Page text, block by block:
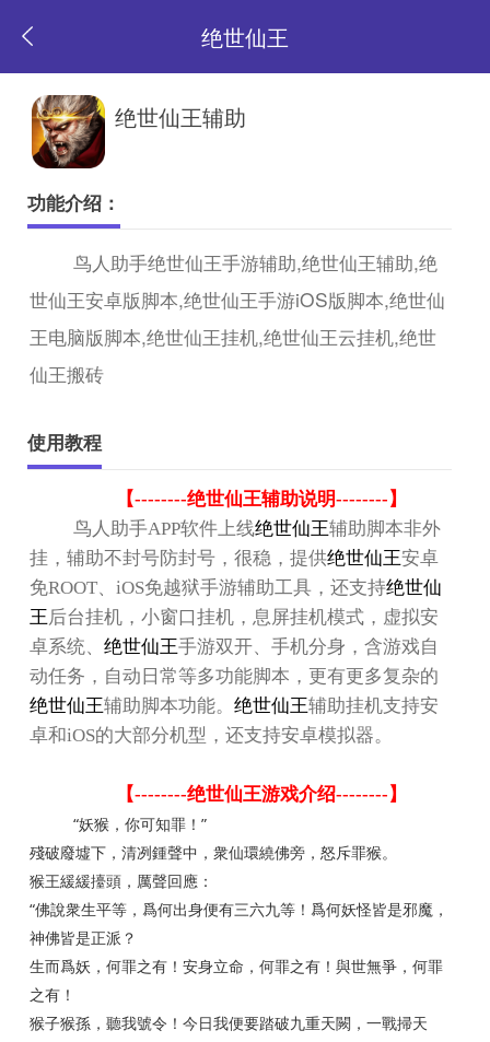
绝世仙王
返
页
绝世仙王辅助
功能介绍：
鸟人助手绝世仙王手游辅助,绝世仙王辅助,绝
世仙王安卓版脚本,绝世仙王手游iOS版脚本,绝世仙
王电脑版脚本,绝世仙王挂机,绝世仙王云挂机,绝世
仙王搬砖
使用教程
【--------绝世仙王辅助说明--------】
鸟人助手APP软件上线绝世仙王辅助脚本非外
挂，辅助不封号防封号，很稳，提供绝世仙王安卓
免ROOT 、iOS免越狱手游辅助工具，还支持绝世仙
王后台挂机，小窗口挂机，息屏挂机模式，虚拟安
卓系统、绝世仙王手游双开、手机分身，含游戏自
动任务，自动日常等多功能脚本，更有更多复杂的
绝世仙王辅助脚本功能。绝世仙王辅助挂机支持安
卓和iOS的大部分机型，还支持安卓模拟器。
【--------绝世仙王游戏介绍--------】
“妖猴，你可知罪！”
殘破廢墟下，清冽鍾聲中，衆仙環繞佛旁，怒斥罪猴。
猴王緩緩擡頭，厲聲回應：
“佛說衆生平等，爲何出身便有三六九等！爲何妖怪皆是邪魔，
神佛皆是正派？
生而爲妖，何罪之有！安身立命，何罪之有！與世無爭，何罪
之有！
猴子猴孫，聽我號令！今日我便要踏破九重天闕，一戰掃天